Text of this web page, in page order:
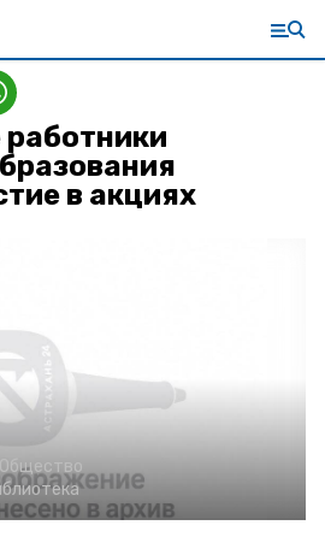
в акциях
Общество